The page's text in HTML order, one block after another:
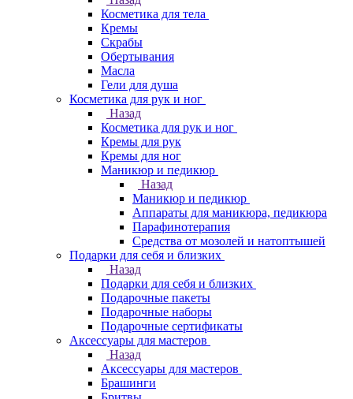
Косметика для тела
Кремы
Скрабы
Обертывания
Масла
Гели для душа
Косметика для рук и ног
Назад
Косметика для рук и ног
Кремы для рук
Кремы для ног
Маникюр и педикюр
Назад
Маникюр и педикюр
Аппараты для маникюра, педикюра
Парафинотерапия
Средства от мозолей и натоптышей
Подарки для себя и близких
Назад
Подарки для себя и близких
Подарочные пакеты
Подарочные наборы
Подарочные сертификаты
Аксессуары для мастеров
Назад
Аксессуары для мастеров
Брашинги